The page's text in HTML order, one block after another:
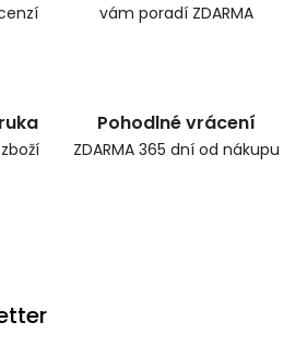
vám poradí ZDARMA
Pohodlné vrácení
ZDARMA 365 dní od nákupu